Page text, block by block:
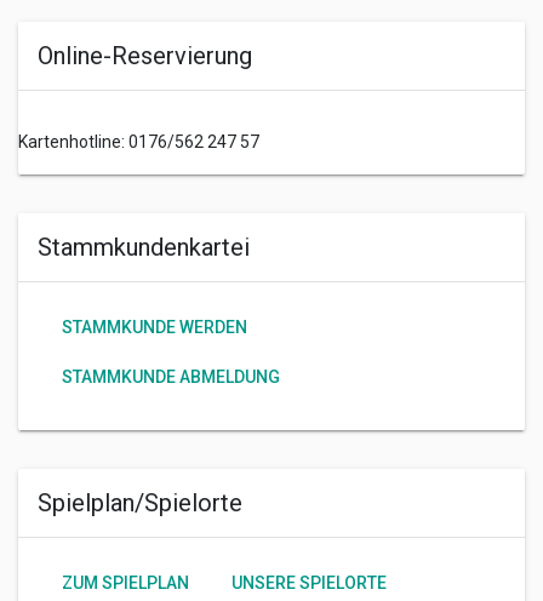
Online-Reservierung
Kartenhotline: 0176/562 247 57
Stammkundenkartei
STAMMKUNDE WERDEN
STAMMKUNDE ABMELDUNG
Spielplan/Spielorte
ZUM SPIELPLAN UNSERE SPIELORTE